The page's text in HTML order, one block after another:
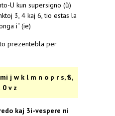
U kun supersigno (ŭ)
3, 4 kaj 6, tio estas la
i“ (ie)
prezentebla per
j w k l m n o p r s, ß,
0 v z
kaj 3i-vespere ni